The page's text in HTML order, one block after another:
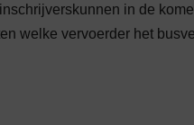
in de
welke vervoerder het